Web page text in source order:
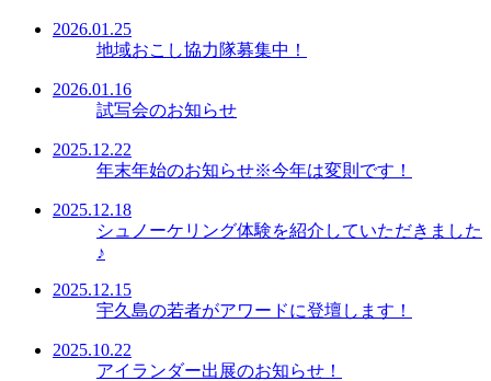
2026.01.25
地域おこし協力隊募集中！
2026.01.16
試写会のお知らせ
2025.12.22
年末年始のお知らせ※今年は変則です！
2025.12.18
シュノーケリング体験を紹介していただきました
♪
2025.12.15
宇久島の若者がアワードに登壇します！
2025.10.22
アイランダー出展のお知らせ！